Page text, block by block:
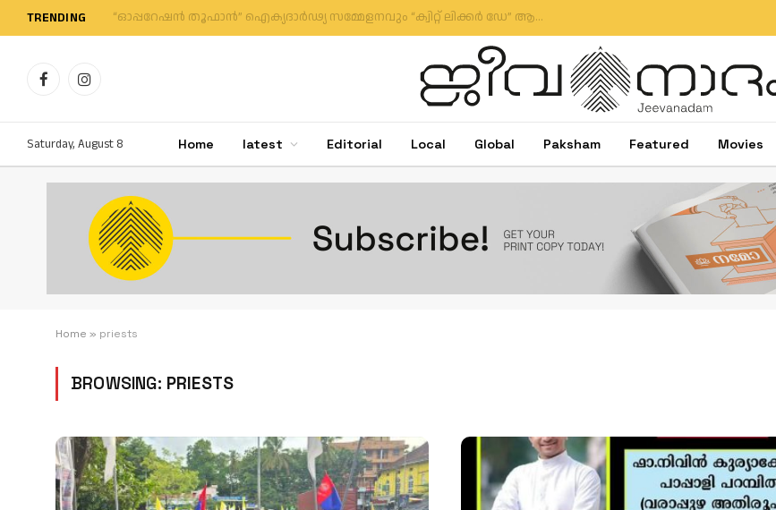
TRENDING “ഓപ്പറേഷൻ തൂഫാൻ” ഐക്യദാർഢ്യ സമ്മേളനവും “ക്വിറ്റ് ലിക്കർ ഡേ” ആചരണവും സംഘടിപ്പിച്ചു
FacebookInstagram
Saturday, August 8 Home latest Editorial Local Global Paksham Featured Movies
Home » priests
BROWSING: PRIESTS